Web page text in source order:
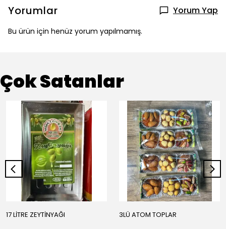
Yorumlar Yorum Yap
Bu ürün için henüz yorum yapılmamış.
Çok Satanlar
17 LİTRE ZEYTİNYAĞI 3LÜ ATOM TOPLAR